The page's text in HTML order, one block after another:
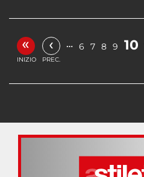
«
INIZIO
‹
PREC.
… 6 7 8 9 10